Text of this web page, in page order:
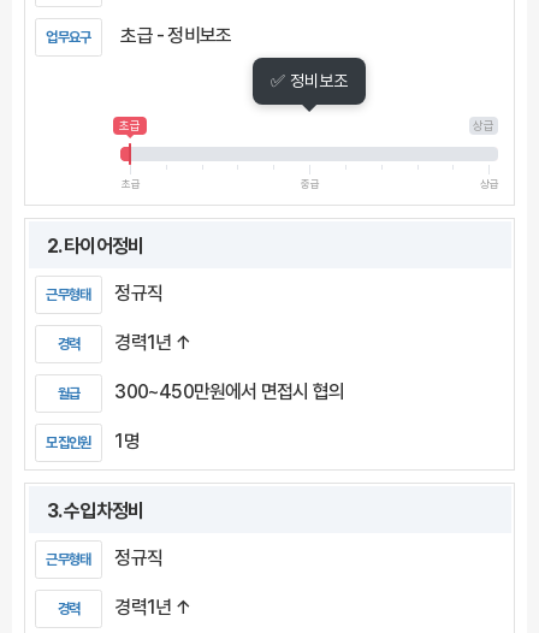
업무요구 초급 - 정비보조
✅ 정비보조
상급
초급
초급 중급 상급
2. 타이어정비
근무형태 정규직
경력 경력1년 ↑
월급 300~450만원에서 면접시 협의
모집인원 1명
3. 수입차정비
근무형태 정규직
경력 경력1년 ↑